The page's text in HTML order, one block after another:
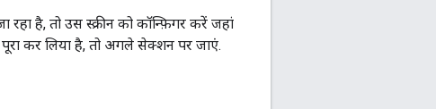
है, तो उस स्क्रीन को कॉन्फ़िगर करें जहां
कर लिया है, तो अगले सेक्शन पर जाएं.